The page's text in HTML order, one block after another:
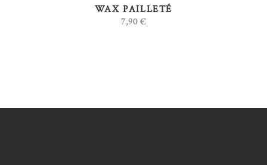
WAX PAILLETÉ
7,90€